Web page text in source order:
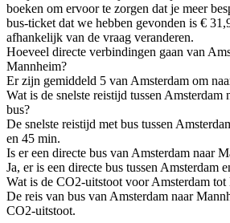
boeken om ervoor te zorgen dat je meer
bus-ticket dat we hebben gevonden is €
afhankelijk van de vraag veranderen.
Hoeveel directe verbindingen gaan van
Mannheim?
Er zijn gemiddeld 5 van Amsterdam om
Wat is de snelste reistijd tussen Amsterdam
bus?
De snelste reistijd met bus tussen
en 45 min.
Is er een directe bus van Amsterdam naar
Ja, er is een directe bus tussen Amsterdam
Wat is de CO2-uitstoot voor Amsterdam
De reis van bus van Amsterdam naar
CO2-uitstoot.